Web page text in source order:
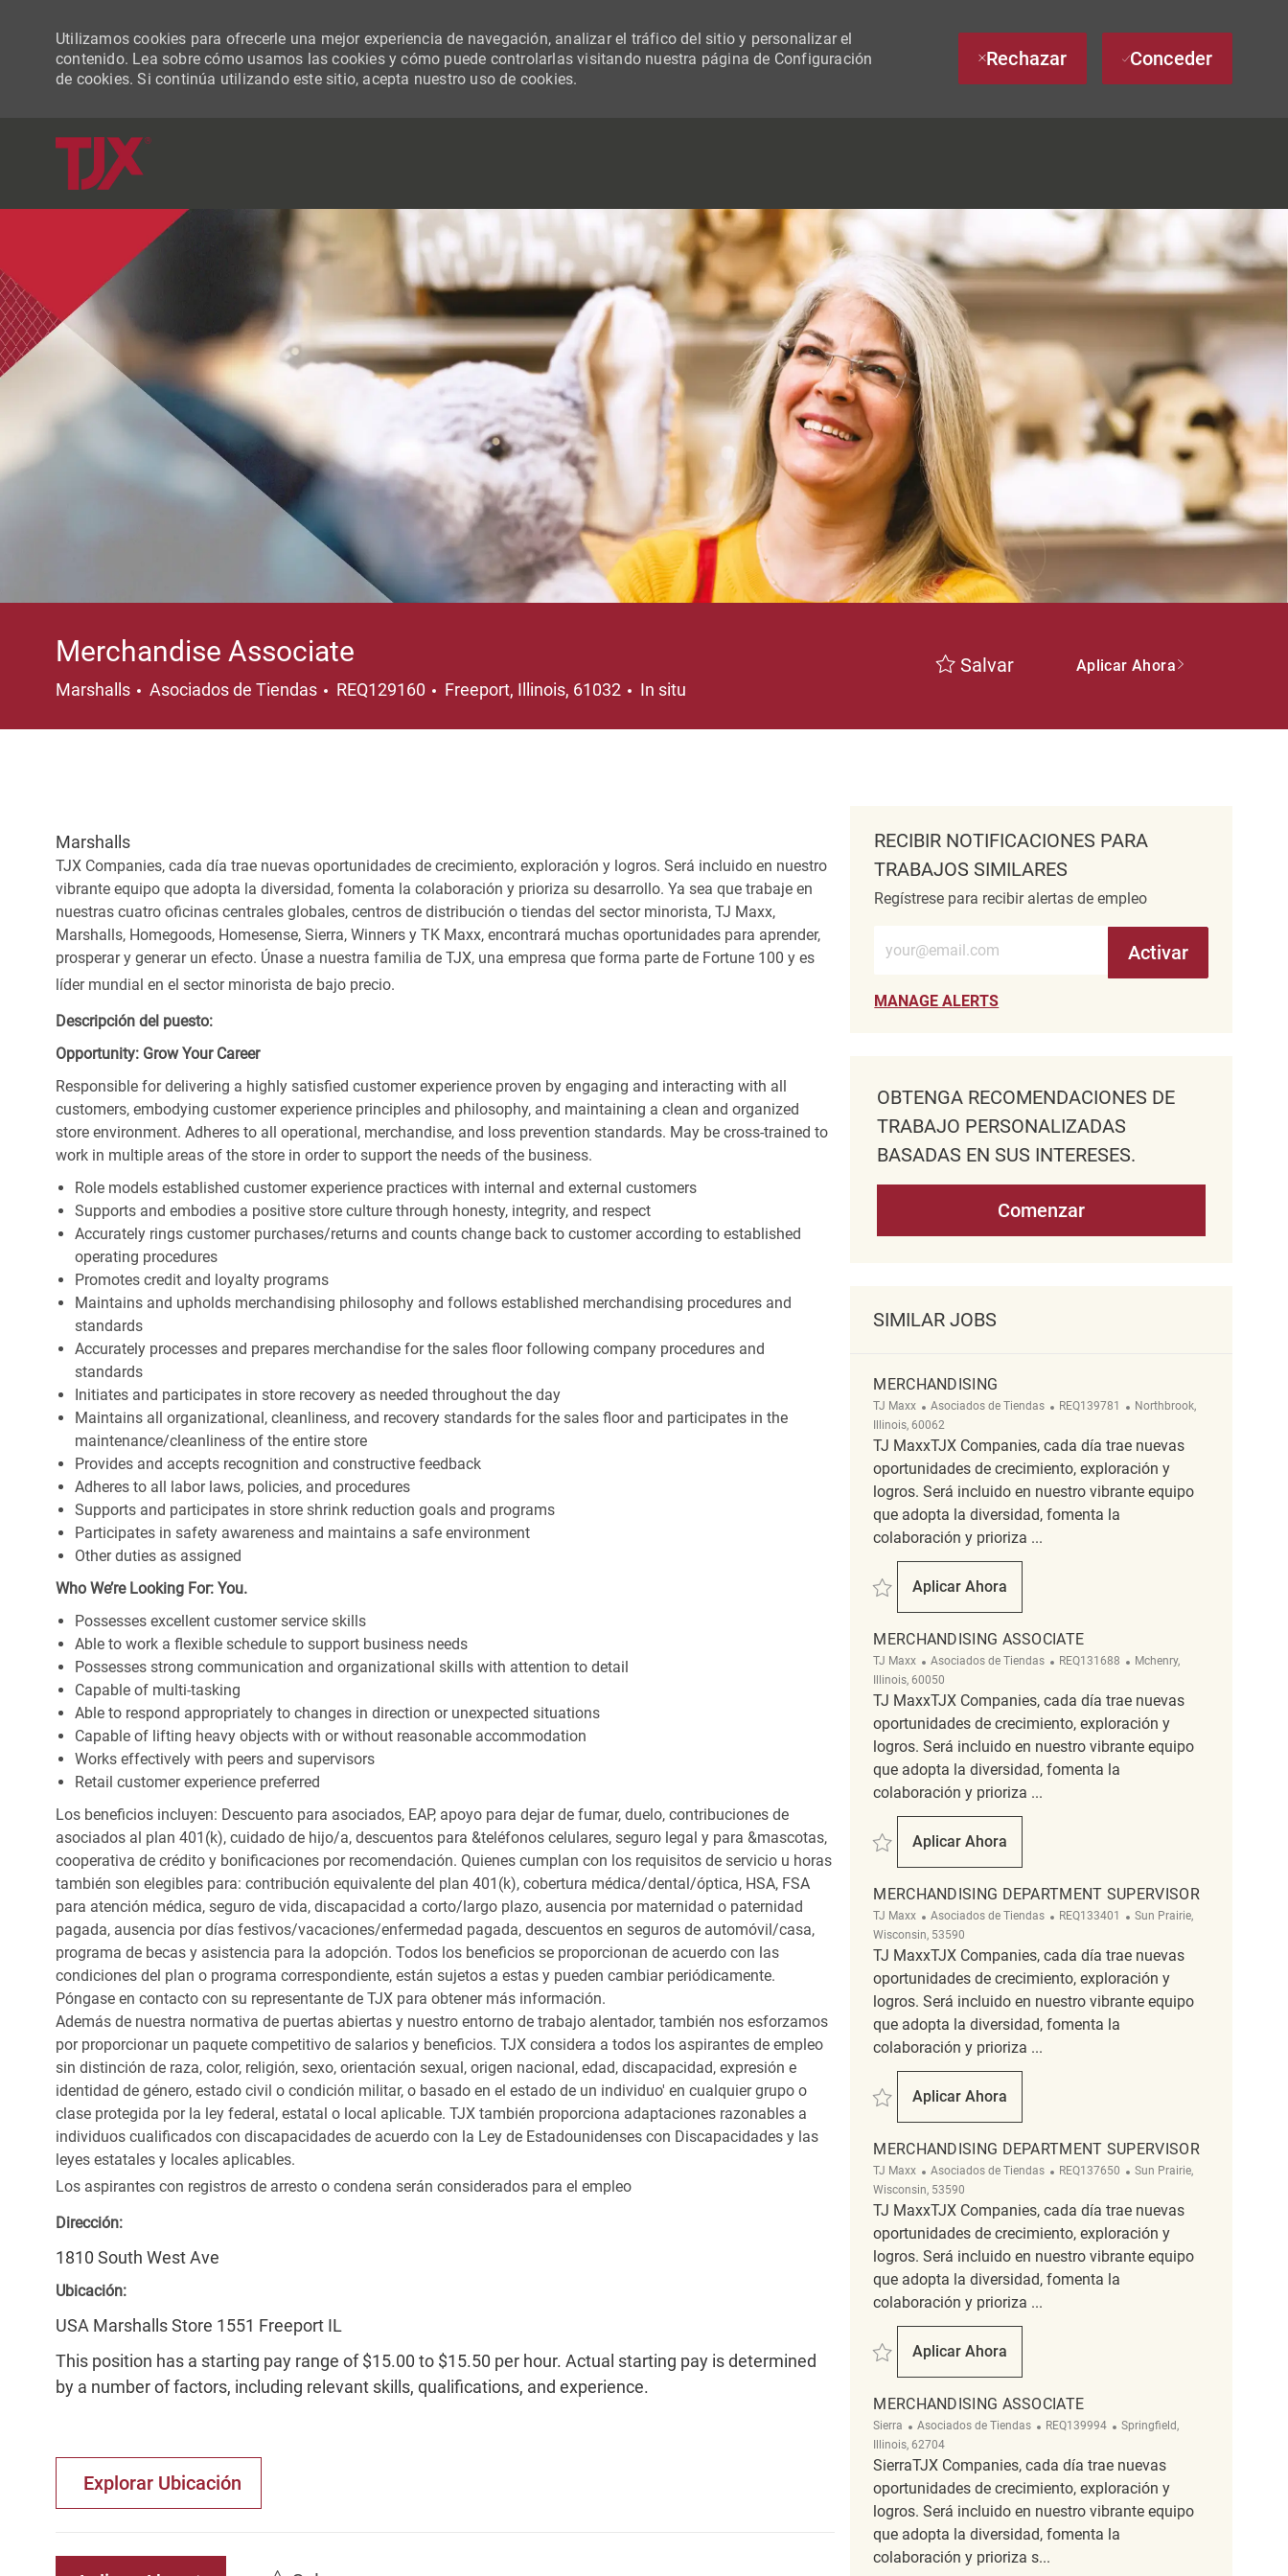
Utilizamos cookies para ofrecerle una mejor experiencia de navegación, analizar el tráfico del sitio y personalizar el
contenido. Lea sobre cómo usamos las cookies y cómo puede controlarlas visitando nuestra página de Configuración
de cookies. Si continúa utilizando este sitio, acepta nuestro uso de cookies.
Rechazar Conceder
Merchandise Associate
Marshalls Categoría
Asociados de Tiendas REQ129160 Ubicación
Freeport, Illinois, 61032 In situ
Salvar Aplicar Ahora
Marshalls
TJX Companies, cada día trae nuevas oportunidades de crecimiento, exploración y logros. Será incluido en nuestro
vibrante equipo que adopta la diversidad, fomenta la colaboración y prioriza su desarrollo. Ya sea que trabaje en
nuestras cuatro oficinas centrales globales, centros de distribución o tiendas del sector minorista, TJ Maxx,
Marshalls, Homegoods, Homesense, Sierra, Winners y TK Maxx, encontrará muchas oportunidades para aprender,
prosperar y generar un efecto. Únase a nuestra familia de TJX, una empresa que forma parte de Fortune 100 y es
líder mundial en el sector minorista de bajo precio.
Descripción del puesto:
Opportunity: Grow Your Career
Responsible for delivering a highly satisfied customer experience proven by engaging and interacting with all
customers, embodying customer experience principles and philosophy, and maintaining a clean and organized
store environment. Adheres to all operational, merchandise, and loss prevention standards. May be cross-trained to
work in multiple areas of the store in order to support the needs of the business.
Role models established customer experience practices with internal and external customers
Supports and embodies a positive store culture through honesty, integrity, and respect
Accurately rings customer purchases/returns and counts change back to customer according to established
operating procedures
Promotes credit and loyalty programs
Maintains and upholds merchandising philosophy and follows established merchandising procedures and
standards
Accurately processes and prepares merchandise for the sales floor following company procedures and
standards
Initiates and participates in store recovery as needed throughout the day
Maintains all organizational, cleanliness, and recovery standards for the sales floor and participates in the
maintenance/cleanliness of the entire store
Provides and accepts recognition and constructive feedback
Adheres to all labor laws, policies, and procedures
Supports and participates in store shrink reduction goals and programs
Participates in safety awareness and maintains a safe environment
Other duties as assigned
Who We’re Looking For: You.
Possesses excellent customer service skills
Able to work a flexible schedule to support business needs
Possesses strong communication and organizational skills with attention to detail
Capable of multi-tasking
Able to respond appropriately to changes in direction or unexpected situations
Capable of lifting heavy objects with or without reasonable accommodation
Works effectively with peers and supervisors
Retail customer experience preferred
Los beneficios incluyen: Descuento para asociados, EAP, apoyo para dejar de fumar, duelo, contribuciones de
asociados al plan 401(k), cuidado de hijo/a, descuentos para &teléfonos celulares, seguro legal y para &mascotas,
cooperativa de crédito y bonificaciones por recomendación. Quienes cumplan con los requisitos de servicio u horas
también son elegibles para: contribución equivalente del plan 401(k), cobertura médica/dental/óptica, HSA, FSA
para atención médica, seguro de vida, discapacidad a corto/largo plazo, ausencia por maternidad o paternidad
pagada, ausencia por días festivos/vacaciones/enfermedad pagada, descuentos en seguros de automóvil/casa,
programa de becas y asistencia para la adopción. Todos los beneficios se proporcionan de acuerdo con las
condiciones del plan o programa correspondiente, están sujetos a estas y pueden cambiar periódicamente.
Póngase en contacto con su representante de TJX para obtener más información.
Además de nuestra normativa de puertas abiertas y nuestro entorno de trabajo alentador, también nos esforzamos
por proporcionar un paquete competitivo de salarios y beneficios. TJX considera a todos los aspirantes de empleo
sin distinción de raza, color, religión, sexo, orientación sexual, origen nacional, edad, discapacidad, expresión e
identidad de género, estado civil o condición militar, o basado en el estado de un individuo' en cualquier grupo o
clase protegida por la ley federal, estatal o local aplicable. TJX también proporciona adaptaciones razonables a
individuos cualificados con discapacidades de acuerdo con la Ley de Estadounidenses con Discapacidades y las
leyes estatales y locales aplicables.
Los aspirantes con registros de arresto o condena serán considerados para el empleo
Dirección:
1810 South West Ave
Ubicación:
USA Marshalls Store 1551 Freeport IL
This position has a starting pay range of $15.00 to $15.50 per hour. Actual starting pay is determined
by a number of factors, including relevant skills, qualifications, and experience.
Explorar Ubicación
RECIBIR NOTIFICACIONES PARA
TRABAJOS SIMILARES
Regístrese para recibir alertas de empleo
Introduzca la dirección de correo electrónico (obligatorio)
Activar
MANAGE ALERTS
OBTENGA RECOMENDACIONES DE
TRABAJO PERSONALIZADAS
BASADAS EN SUS INTERESES.
Comenzar
SIMILAR JOBS
MERCHANDISING
TJ Maxx Categoría
Asociados de Tiendas ReqId
REQ139781 Ubicación
Northbrook,
Illinois, 60062
TJ MaxxTJX Companies, cada día trae nuevas
oportunidades de crecimiento, exploración y
logros. Será incluido en nuestro vibrante equipo
que adopta la diversidad, fomenta la
colaboración y prioriza ...
Salvar Merchandising REQ139781
Aplicar Ahora
Merchandising
MERCHANDISING ASSOCIATE
TJ Maxx Categoría
Asociados de Tiendas ReqId
REQ131688 Ubicación
Mchenry,
Illinois, 60050
TJ MaxxTJX Companies, cada día trae nuevas
oportunidades de crecimiento, exploración y
logros. Será incluido en nuestro vibrante equipo
que adopta la diversidad, fomenta la
colaboración y prioriza ...
Salvar Merchandising Associate REQ131688
Aplicar Ahora
Merchandising Associate
MERCHANDISING DEPARTMENT SUPERVISOR
TJ Maxx Categoría
Asociados de Tiendas ReqId
REQ133401 Ubicación
Sun Prairie,
Wisconsin, 53590
TJ MaxxTJX Companies, cada día trae nuevas
oportunidades de crecimiento, exploración y
logros. Será incluido en nuestro vibrante equipo
que adopta la diversidad, fomenta la
colaboración y prioriza ...
Salvar Merchandising Department Supervisor REQ133401
Aplicar Ahora
Merchandising Department Supervisor
MERCHANDISING DEPARTMENT SUPERVISOR
TJ Maxx Categoría
Asociados de Tiendas ReqId
REQ137650 Ubicación
Sun Prairie,
Wisconsin, 53590
TJ MaxxTJX Companies, cada día trae nuevas
oportunidades de crecimiento, exploración y
logros. Será incluido en nuestro vibrante equipo
que adopta la diversidad, fomenta la
colaboración y prioriza ...
Salvar Merchandising Department Supervisor REQ137650
Aplicar Ahora
Merchandising Department Supervisor
MERCHANDISING ASSOCIATE
Sierra Categoría
Asociados de Tiendas ReqId
REQ139994 Ubicación
Springfield,
Illinois, 62704
SierraTJX Companies, cada día trae nuevas
oportunidades de crecimiento, exploración y
logros. Será incluido en nuestro vibrante equipo
que adopta la diversidad, fomenta la
colaboración y prioriza s...